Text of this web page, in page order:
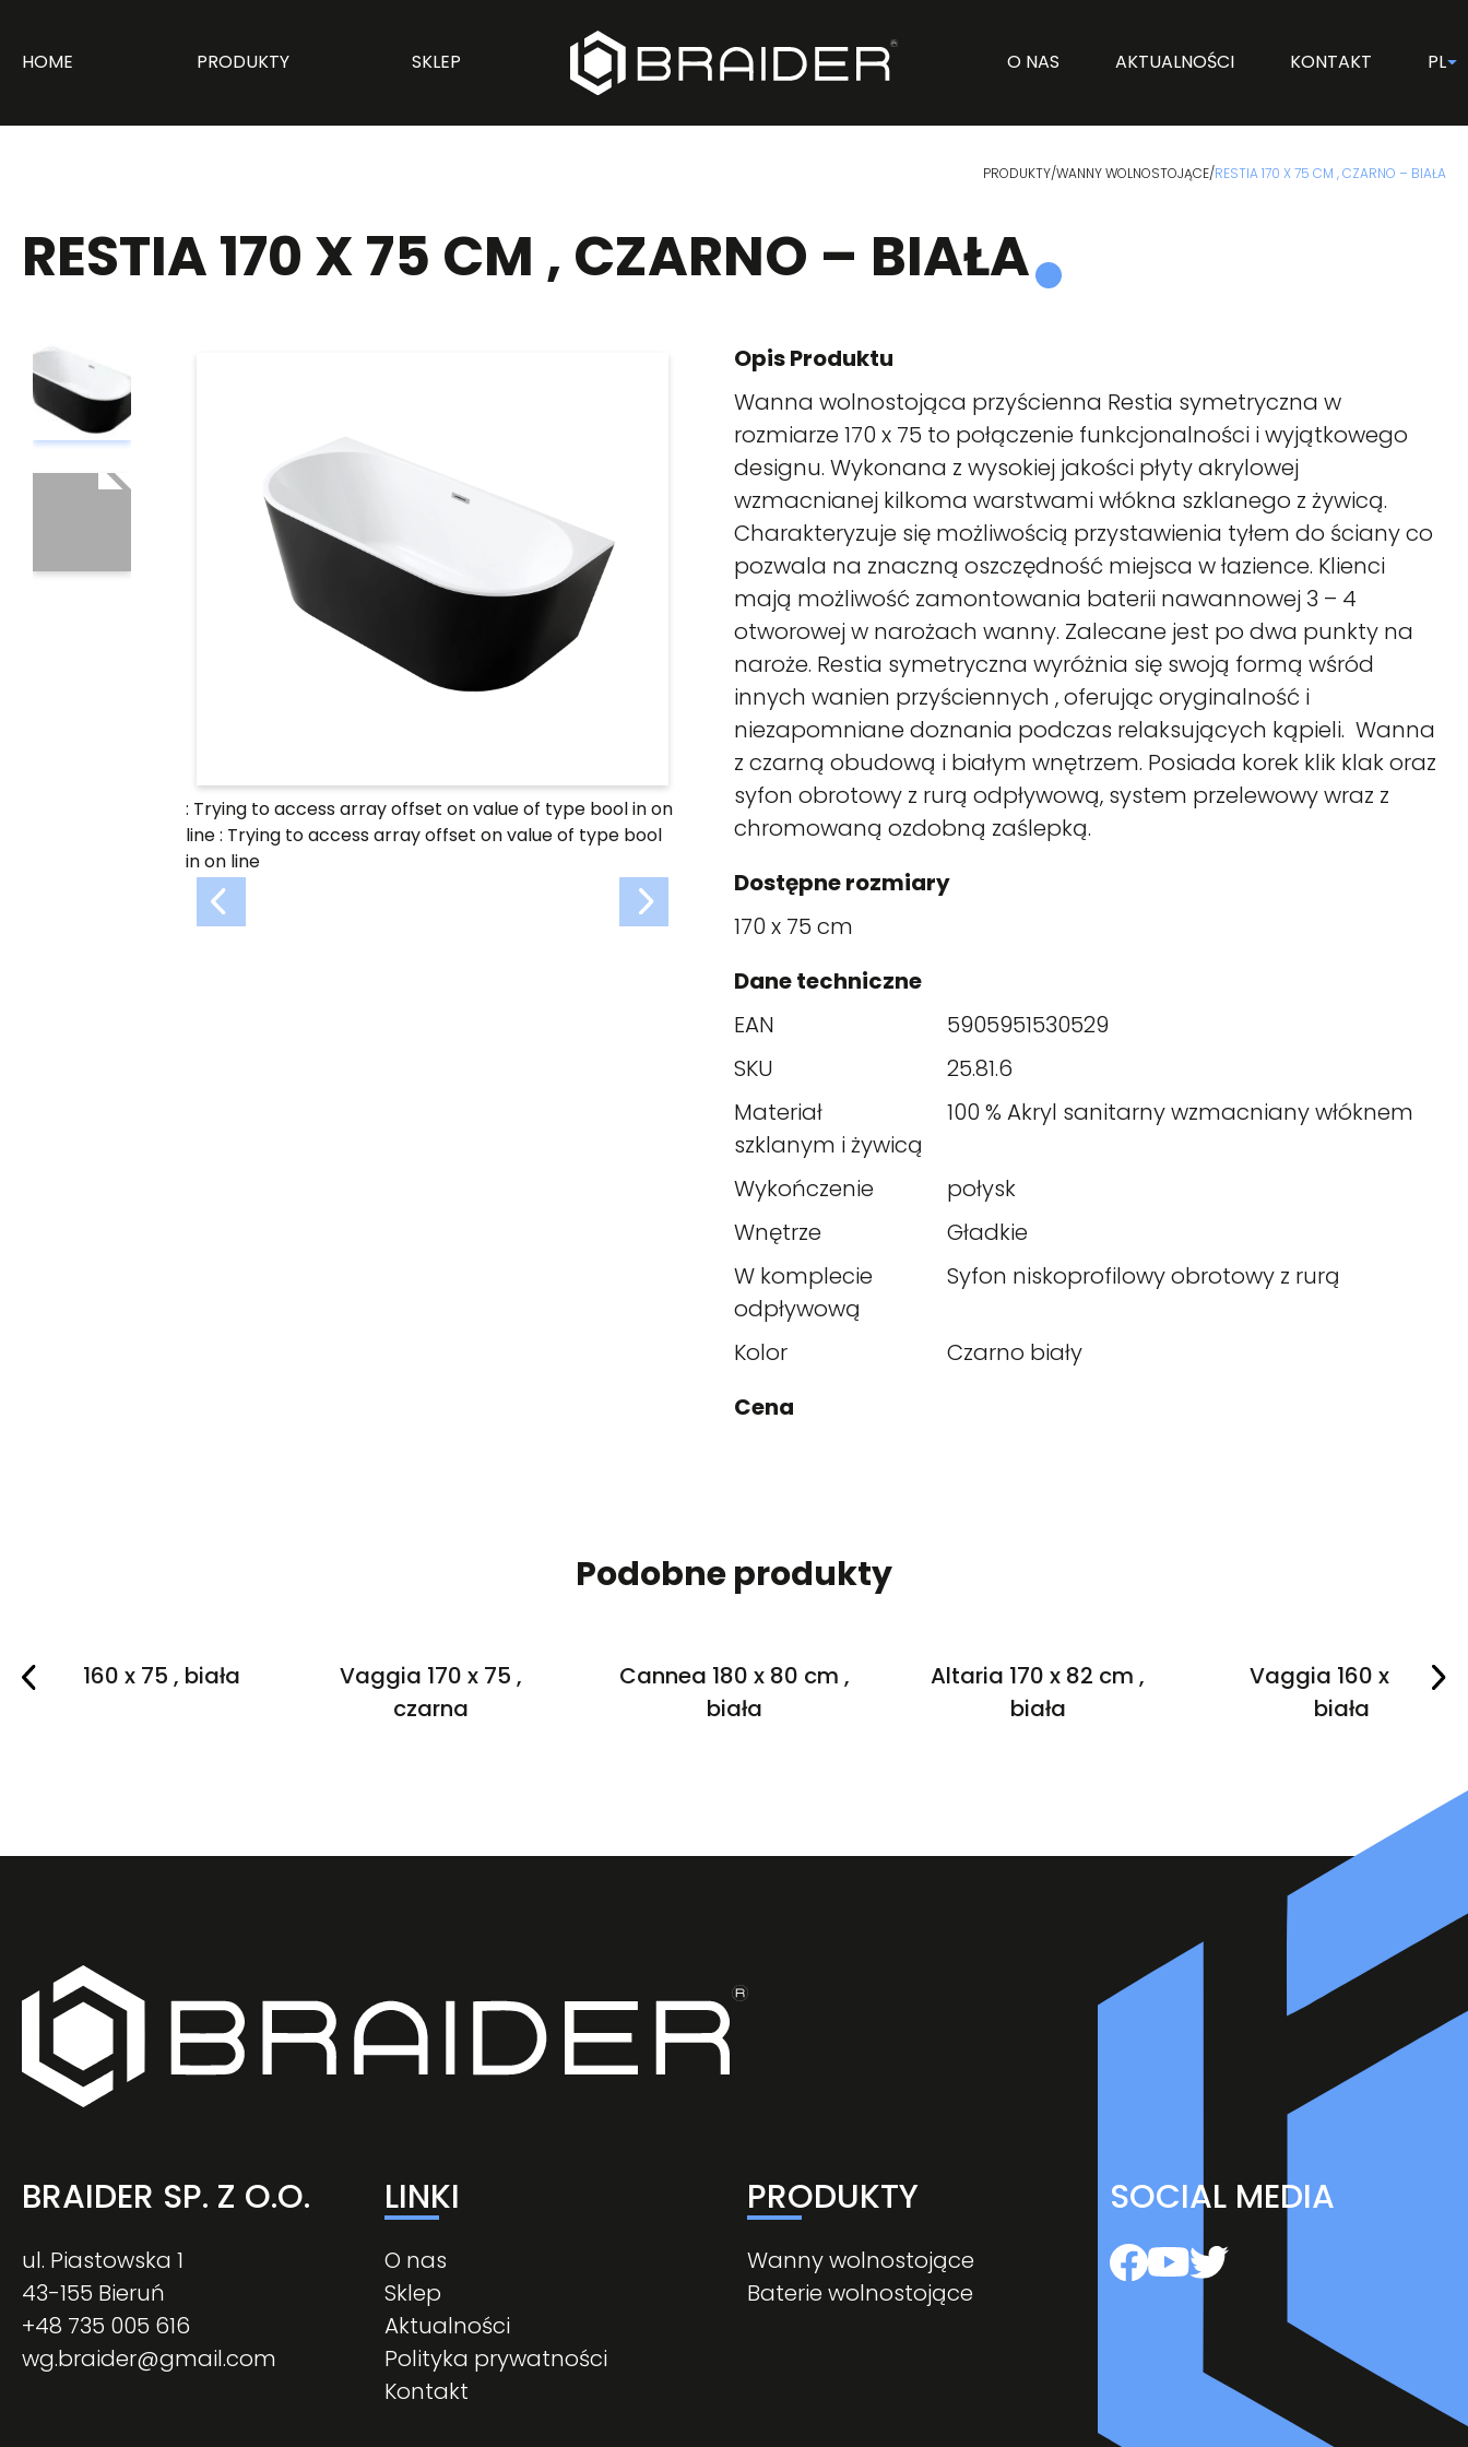
HOME PRODUKTY SKLEP O NAS AKTUALNOŚCI KONTAKT PL
PRODUKTY/WANNY WOLNOSTOJĄCE/RESTIA 170 X 75 CM , CZARNO – BIAŁA
RESTIA 170 X 75 CM , CZARNO – BIAŁA
: Trying to access array offset on value of type bool inon
line: Trying to access array offset on value of type bool
inon line
Opis Produktu
Wanna wolnostojąca przyścienna Restia symetryczna w
rozmiarze 170 x 75 to połączenie funkcjonalności i wyjątkowego
designu. Wykonana z wysokiej jakości płyty akrylowej
wzmacnianej kilkoma warstwami włókna szklanego z żywicą.
Charakteryzuje się możliwością przystawienia tyłem do ściany co
pozwala na znaczną oszczędność miejsca w łazience. Klienci
mają możliwość zamontowania baterii nawannowej 3 – 4
otworowej w narożach wanny. Zalecane jest po dwa punkty na
naroże. Restia symetryczna wyróżnia się swoją formą wśród
innych wanien przyściennych , oferując oryginalność i
niezapomniane doznania podczas relaksujących kąpieli. Wanna
z czarną obudową i białym wnętrzem. Posiada korek klik klak oraz
syfon obrotowy z rurą odpływową, system przelewowy wraz z
chromowaną ozdobną zaślepką.
Dostępne rozmiary
170 x 75 cm
Dane techniczne
EAN
5905951530529
SKU
25.81.6
Materiał
100 % Akryl sanitarny wzmacniany włóknem
szklanym i żywicą
Wykończenie
połysk
Wnętrze
Gładkie
W komplecie
Syfon niskoprofilowy obrotowy z rurą
odpływową
Kolor
Czarno biały
Cena
Podobne produkty
Softia 160 x 75 , biała
Vaggia 170 x 75 ,
czarna
Cannea 180 x 80 cm ,
biała
Altaria 170 x 82 cm ,
biała
Vaggia 160 x 75 ,
biała
BRAIDER SP. Z O.O.
ul. Piastowska 1
43-155 Bieruń
+48 735 005 616
wg.braider@gmail.com
LINKI
O nas
Sklep
Aktualności
Polityka prywatności
Kontakt
PRODUKTY
Wanny wolnostojące
Baterie wolnostojące
SOCIAL MEDIA